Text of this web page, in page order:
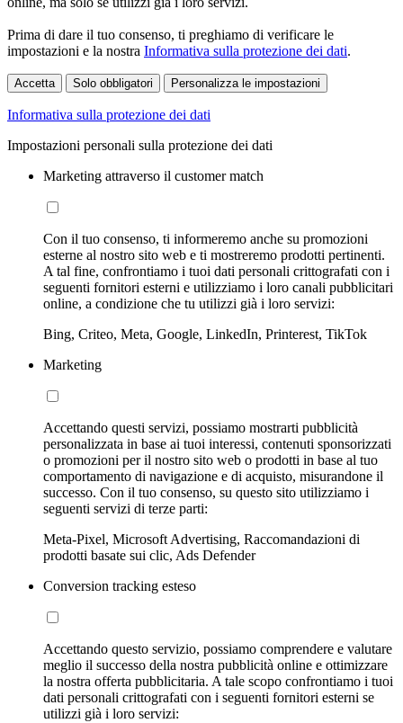
Prima di dare il tuo consenso, ti preghiamo di verificare le
impostazioni e la nostra Informativa sulla protezione dei dati.
Accetta Solo obbligatori Personalizza le impostazioni
Informativa sulla protezione dei dati
Impostazioni personali sulla protezione dei dati
Marketing attraverso il customer match
Con il tuo consenso, ti informeremo anche su promozioni
esterne al nostro sito web e ti mostreremo prodotti pertinenti.
A tal fine, confrontiamo i tuoi dati personali crittografati con i
seguenti fornitori esterni e utilizziamo i loro canali pubblicitari
online, a condizione che tu utilizzi già i loro servizi:
Bing, Criteo, Meta, Google, LinkedIn, Printerest, TikTok
Marketing
Accettando questi servizi, possiamo mostrarti pubblicità
personalizzata in base ai tuoi interessi, contenuti sponsorizzati
o promozioni per il nostro sito web o prodotti in base al tuo
comportamento di navigazione e di acquisto, misurandone il
successo. Con il tuo consenso, su questo sito utilizziamo i
seguenti servizi di terze parti:
Meta-Pixel, Microsoft Advertising, Raccomandazioni di
prodotti basate sui clic, Ads Defender
Conversion tracking esteso
Accettando questo servizio, possiamo comprendere e valutare
meglio il successo della nostra pubblicità online e ottimizzare
la nostra offerta pubblicitaria. A tale scopo confrontiamo i tuoi
dati personali crittografati con i seguenti fornitori esterni se
utilizzi già i loro servizi: